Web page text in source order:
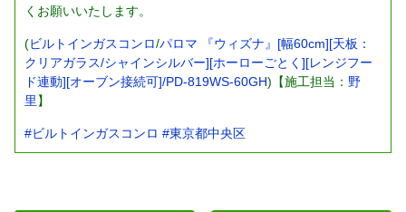
くお願いいたします。
(ビルトインガスコンロ/パロマ 『ウィズナ』[幅60cm][天板：
クリアガラス/シャインシルバー][ホーローごとく][レンジフー
ド連動][オーブン接続可]/PD-819WS-60GH)【施工担当： 野
里 】
#ビルトインガスコンロ #東京都中央区